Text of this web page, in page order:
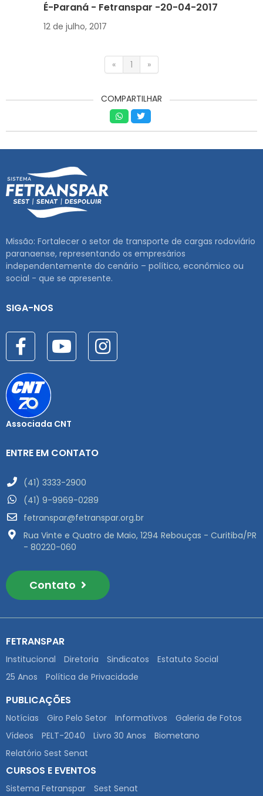
É-Paraná - Fetranspar -20-04-2017
12 de julho, 2017
« 1 »
COMPARTILHAR
Missão: Fortalecer o setor de transporte de cargas rodoviário
paranaense, representando os empresários
independentemente do cenário – político, econômico ou
social - que se apresente.
SIGA-NOS
Associada CNT
ENTRE EM CONTATO
(41) 3333-2900
(41) 9-9969-0289
fetranspar@fetranspar.org.br
Rua Vinte e Quatro de Maio, 1294 Rebouças - Curitiba/PR
- 80220-060
Contato
FETRANSPAR
Institucional Diretoria Sindicatos
Estatuto Social
25 Anos
Política de Privacidade
PUBLICAÇÕES
Notícias Giro Pelo Setor Informativos
Galeria de Fotos
Vídeos
PELT-2040 Livro 30 Anos
Biometano
Relatório Sest Senat
CURSOS E EVENTOS
Sistema Fetranspar Sest Senat